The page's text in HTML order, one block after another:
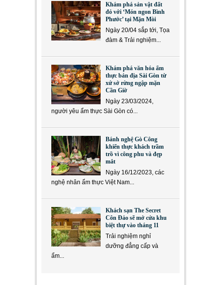
Khám phá sản vật đất
đỏ với ‘Món ngon Bình
Phước’ tại Mặn Mòi
Ngày 20/04 sắp tới, Tọa
đàm & Trải nghiệm...
Khám phá văn hóa ẩm
thực bản địa Sài Gòn từ
xứ sở rừng ngập mặn
Cần Giờ
Ngày 23/03/2024,
người yêu ẩm thực Sài Gòn có...
Bánh nghệ Gò Công
khiến thực khách trầm
trồ vì công phu và đẹp
mắt
Ngày 16/12/2023, các
nghệ nhân ẩm thực Việt Nam...
Khách sạn The Secret
Côn Đảo sẽ mở cửa khu
biệt thự vào tháng 11
Trải nghiệm nghỉ
dưỡng đẳng cấp và
ẩm...